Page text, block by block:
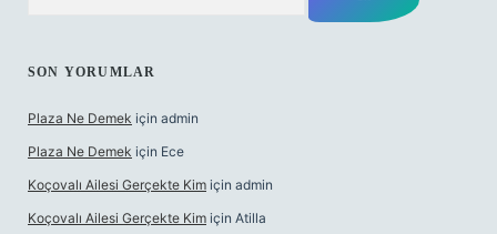
SON YORUMLAR
Plaza Ne Demek için admin
Plaza Ne Demek için Ece
Koçovalı Ailesi Gerçekte Kim için admin
Koçovalı Ailesi Gerçekte Kim için Atilla